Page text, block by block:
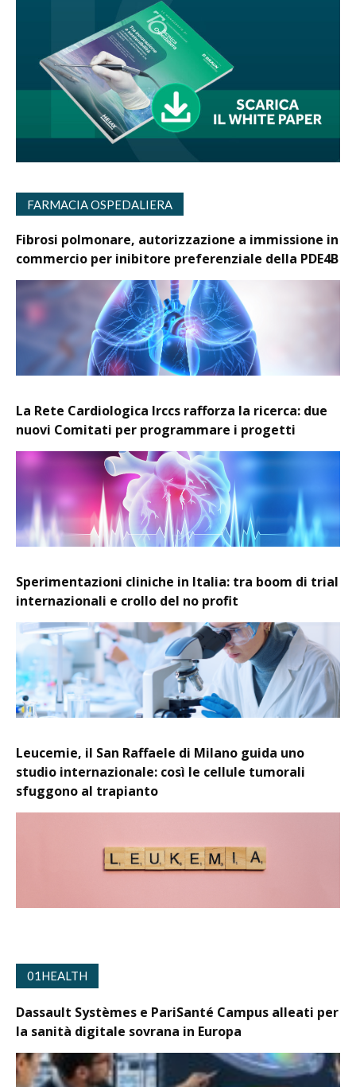
FARMACIA OSPEDALIERA
Fibrosi polmonare, autorizzazione a immissione in
commercio per inibitore preferenziale della PDE4B
La Rete Cardiologica Irccs rafforza la ricerca: due
nuovi Comitati per programmare i progetti
Sperimentazioni cliniche in Italia: tra boom di trial
internazionali e crollo del no profit
Leucemie, il San Raffaele di Milano guida uno
studio internazionale: così le cellule tumorali
sfuggono al trapianto
01HEALTH
Dassault Systèmes e PariSanté Campus alleati per
la sanità digitale sovrana in Europa